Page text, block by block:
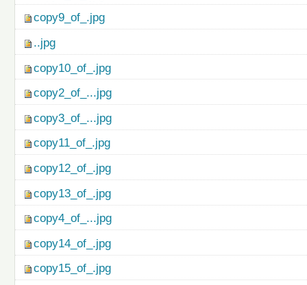
copy9_of_.jpg
..jpg
copy10_of_.jpg
copy2_of_...jpg
copy3_of_...jpg
copy11_of_.jpg
copy12_of_.jpg
copy13_of_.jpg
copy4_of_...jpg
copy14_of_.jpg
copy15_of_.jpg